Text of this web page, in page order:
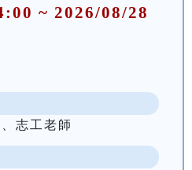
~ 2026/08/28
志工老師